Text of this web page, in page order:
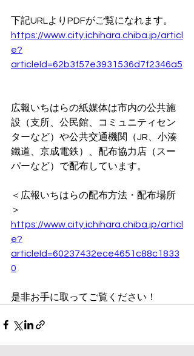
下記URLよりPDFがご覧になれます。
https://www.city.ichihara.chiba.jp/articl
e?
articleId=62b3f57e3931536d7f2346a5
広報いちはらの紙媒体は市内の公共施
設（支所、公民館、コミュニティセン
ターなど）や公共交通機関（JR、小湊
鐵道、京成電鉄）、配布協力店（スー
パーなど）で配布しています。
＜広報いちはらの配布方法・配布場所
＞
https://www.city.ichihara.chiba.jp/articl
e?
articleId=60237432ece4651c88c1833
0
是非お手に取ってご覧ください！